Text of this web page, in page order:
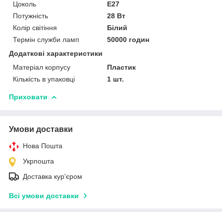
Цоколь
E27
Потужність
28 Вт
Колір світіння
Білий
Термін служби ламп
50000 годин
Додаткові характеристики
Матеріал корпусу
Пластик
Кількість в упаковці
1 шт.
Приховати
Умови доставки
Нова Пошта
Укрпошта
Доставка кур'єром
Всі умови доставки